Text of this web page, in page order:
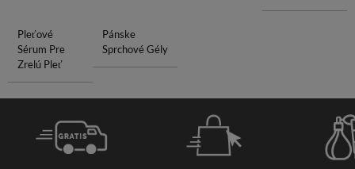
Pleťové
Sérum Pre
Zrelú Pleť
Pánske
Sprchové Gély